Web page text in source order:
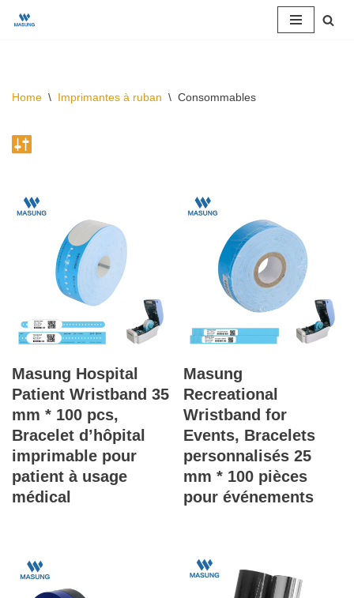
Home \ Imprimantes à ruban \ Consommables
Masung Hospital
Patient Wristband 35
mm * 100 pcs,
Bracelet d’hôpital
imprimable pour
patient à usage
médical
Masung
Recreational
Wristband for
Events, Bracelets
personnalisés 25
mm * 100 pièces
pour événements